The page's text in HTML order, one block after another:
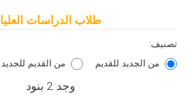
طلاب الدراسات العليا
تصنيف:
من الجديد للقديم
من القديم للجديد
وجد 2 بنود